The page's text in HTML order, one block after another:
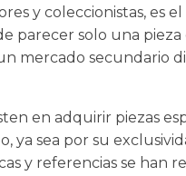
y coleccionistas, es el
parecer solo una
mercado secundario
en adquirir piezas
sea por su
y referencias se han